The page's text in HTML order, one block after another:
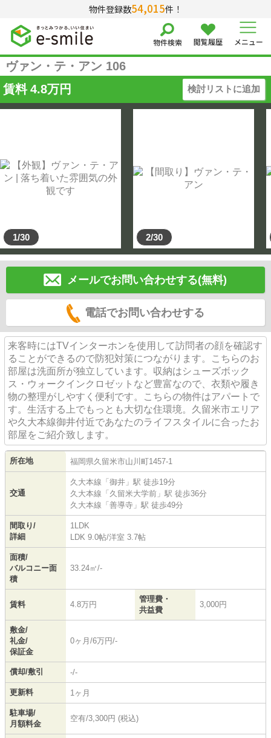
物件登録数54,015件！
物件検索 閲覧履歴 メニュー
ヴァン・テ・アン 106
賃料 4.8万円 検討リストに追加
1/30 2/30
メールでお問い合わせする(無料)
電話でお問い合わせする
来客時にはTVインターホンを使用して訪問者の顔を確認す
ることができるので防犯対策につながります。こちらのお
部屋は洗面所が独立しています。収納はシューズボック
ス・ウォークインクロゼットなど豊富なので、衣類や履き
物の整理がしやすく便利です。こちらの物件はアパートで
す。生活する上でもっとも大切な住環境。久留米市エリア
や久大本線御井付近であなたのライフスタイルに合ったお
部屋をご紹介致します。
所在地 福岡県久留米市山川町1457-1
交通
久大本線 「御井 」駅 徒歩19分
久大本線 「久留米大学前 」駅 徒歩36分
久大本線 「善導寺 」駅 徒歩49分
間取り/
詳細
1LDK
LDK 9.0帖/洋室 3.7帖
面積/
バルコニー面
積
33.24㎡/-
賃料 4.8万円
管理費・
共益費
3,000円
敷金/
礼金/
保証金
0ヶ月/6万円/-
償却/敷引 -/-
更新料 1ヶ月
駐車場/
月額料金
空有/3,300円 (税込)